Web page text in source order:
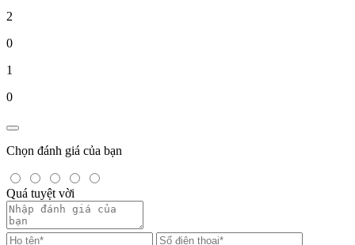
2
0
1
0
Chọn đánh giá của bạn
Quá tuyệt vời